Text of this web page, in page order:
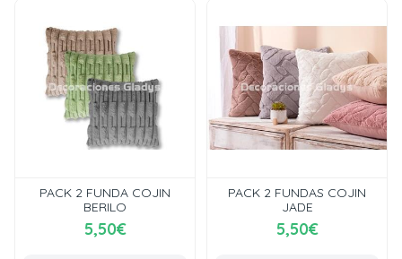
PACK 2 FUNDA COJIN
BERILO
5,50€
PACK 2 FUNDAS COJIN
JADE
5,50€